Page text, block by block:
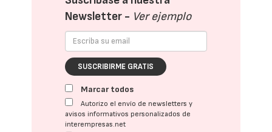
Newsletter - Ver ejemplo
SUSCRIBIRME GRATIS
Marcar todos
Autorizo el envío de newsletters y
avisos informativos personalizados de
interempresas.net